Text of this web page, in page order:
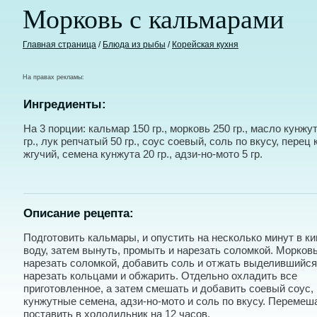
Морковь с кальмарами
Главная страница / Блюда из рыбы / Корейская кухня
На правах рекламы:
Ингредиенты:
На 3 порции: кальмар 150 гр., морковь 250 гр., масло
гр., лук репчатый 50 гр., соус соевый, соль по вкусу, перец
жгучий, семена кунжута 20 гр., адзи-но-мото 5 гр.
Описание рецепта:
Подготовить кальмары, и опустить на несколько минут в
воду, затем вынуть, промыть и нарезать соломкой.
нарезать соломкой, добавить соль и отжать
нарезать кольцами и обжарить. Отдельно охладить все
приготовленное, а затем смешать и добавить соевый соус,
кунжутные семена, адзи-но-мото и соль по вкусу.
поставить в холодильник на 12 часов.